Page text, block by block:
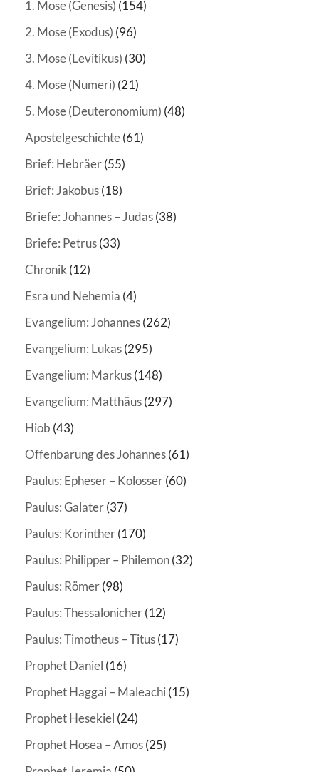
1. Mose (Genesis) (154)
2. Mose (Exodus) (96)
3. Mose (Levitikus) (30)
4. Mose (Numeri) (21)
5. Mose (Deuteronomium) (48)
Apostelgeschichte(61)
Brief: Hebräer(55)
Brief: Jakobus(18)
Briefe: Johannes – Judas(38)
Briefe: Petrus(33)
Chronik(12)
Esra und Nehemia (4)
Evangelium: Johannes(262)
Evangelium: Lukas(295)
Evangelium: Markus(148)
Evangelium: Matthäus(297)
Hiob (43)
Offenbarung des Johannes(61)
Paulus: Epheser – Kolosser(60)
Paulus: Galater(37)
Paulus: Korinther(170)
Paulus: Philipper – Philemon(32)
Paulus: Römer(98)
Paulus: Thessalonicher(12)
Paulus: Timotheus – Titus(17)
Prophet Daniel (16)
Prophet Haggai – Maleachi (15)
Prophet Hesekiel (24)
Prophet Hosea – Amos(25)